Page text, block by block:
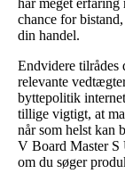
chance for
din handel.
Endvidere tilrådes
relevante
byttepolitik
tillige vigtigt, at
når som helst kan
V Board Master S
om du søger